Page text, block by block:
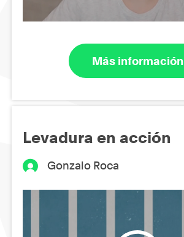
Más información
Levadura en acción
Gonzalo Roca